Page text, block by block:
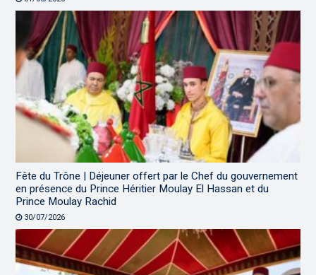
Fête du Trône | Déjeuner offert par le Chef du gouvernement
en présence du Prince Héritier Moulay El Hassan et du
Prince Moulay Rachid
30/07/2026